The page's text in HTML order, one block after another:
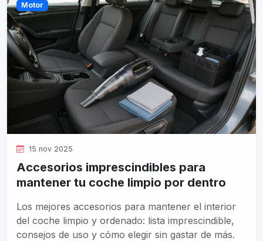
Motor
15 nov 2025
Accesorios imprescindibles para
mantener tu coche limpio por dentro
Los mejores accesorios para mantener el interior
del coche limpio y ordenado: lista imprescindible,
consejos de uso y cómo elegir sin gastar de más.